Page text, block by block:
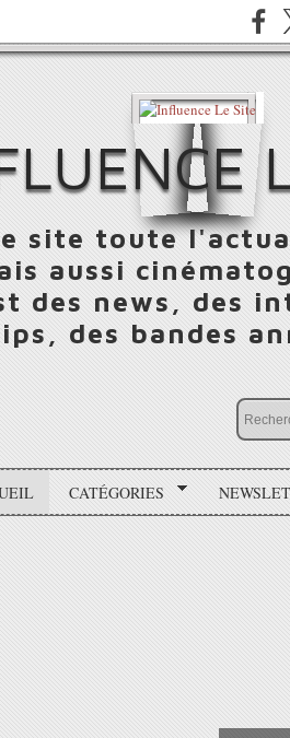
site toute
aussi
des news, des
des bandes
CATÉGORIES